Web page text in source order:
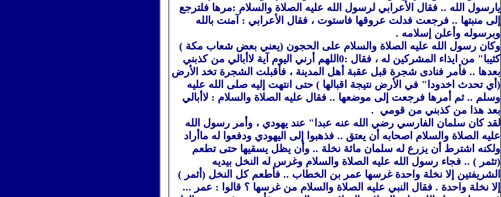
يارسول الله .. فقال الأعرابي لرسول الله عليه الصلاة والسلام :مرها فلترجع
إلى منبتها .. فرجعت فدلت عروقها فاستوت ، فقال الأعرابي : آمنت بالله
وبرسوله وأعلن إسلامه .
وكان رسول الله عليه الصلاة والسلام على الحجون (يعني بعض شعاب مكة )
كثيبا" من ايذاء المشركين له ، فقال :0اللهم أرني اليوم آية لاأبالي من كذبني
بعدها .. فأمر فنادى شجرة قبل عقبة أهل المدينة ، فأقبلت الشجرة تخد الأرض
(أي تحدث اخدودا" في الأرض نتيجة اقبالها ) حتى انتهت إليه صلى الله عليه
وسلم .. ثم أمرها فرجعت إلى موضعها .. فقال عليه الصلاة والسلام : لاأبالي
بعد هذا من كذبني من قومي .
لقد كان سلمان الفارسي رضي الله عنه عبدا" عند يهودي ، وأمر رسول الله
عليه الصلاة والسلام اصحابه أن يعتق .. فذهبوا إلى اليهودي ودفعوا له ماأراد
ولكنه اشترط أن يزرع له سلمان مائة نخلة .. وأن يظل يسقيها حتى تطعم
(تثمر ) .. فجاء رسول الله عليه الصلاة والسلام وغرس له النخل بيديه
الشريفتين إلا نخلة واحدة غرسها عمر بن الخطاب .. فأطعم كل النخل (أثمر )
إلا نخلة واحدة . فقال النبي عليه الصلاة والسلام من غرسها ؟ قالوا : عمر ...